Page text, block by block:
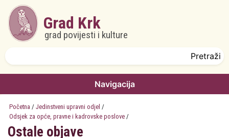
Skoči na glavni sadržaj
Grad Krk
grad povijesti i kulture
Navigacija
Početna / Jedinstveni upravni odjel /
Odsjek za opće, pravne i kadrovske poslove /
Ostale objave